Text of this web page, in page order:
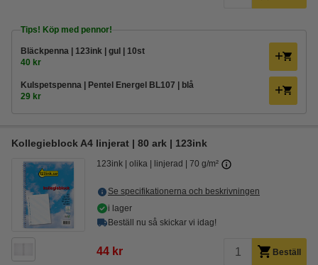
Tips! Köp med pennor!
Bläckpenna | 123ink | gul | 10st
40 kr
Kulspetspenna | Pentel Energel BL107 | blå
29 kr
Kollegieblock A4 linjerat | 80 ark | 123ink
123ink olika linjerad 70 g/m²
Se specifikationerna och beskrivningen
i lager
Beställ nu så skickar vi idag!
44 kr Beställ